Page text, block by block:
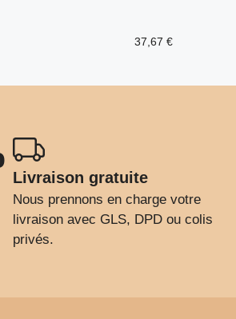
37,67 €
Livraison gratuite
Nous prennons en charge votre
livraison avec GLS, DPD ou colis
privés.